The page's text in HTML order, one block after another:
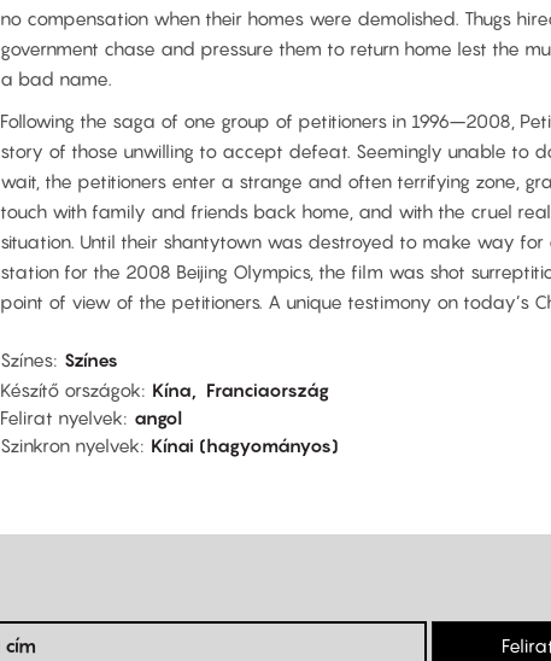
no compensation when their homes were demolished. Thugs
government chase and pressure them to return home lest the
a bad name.
Following the saga of one group of petitioners in 1996–2008,
story of those unwilling to accept defeat. Seemingly unable to
wait, the petitioners enter a strange and often terrifying zone,
touch with family and friends back home, and with the cruel
situation. Until their shantytown was destroyed to make way
station for the 2008 Beijing Olympics, the film was shot
point of view of the petitioners. A unique testimony on today’s
Színes Színes
Készítő országok
Kína
Franciaország
Felirat nyelvek
angol
Szinkron nyelvek
Kínai (hagyományos)